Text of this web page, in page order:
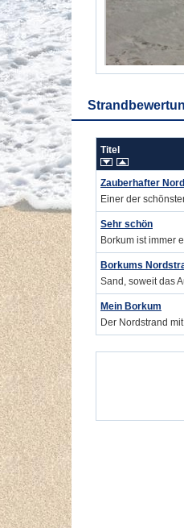
Titel
Zauberhafter
Einer der
Sehr schön
Borkum ist immer
Borkums
Sand, soweit das
Mein Borkum
Der Nordstrand